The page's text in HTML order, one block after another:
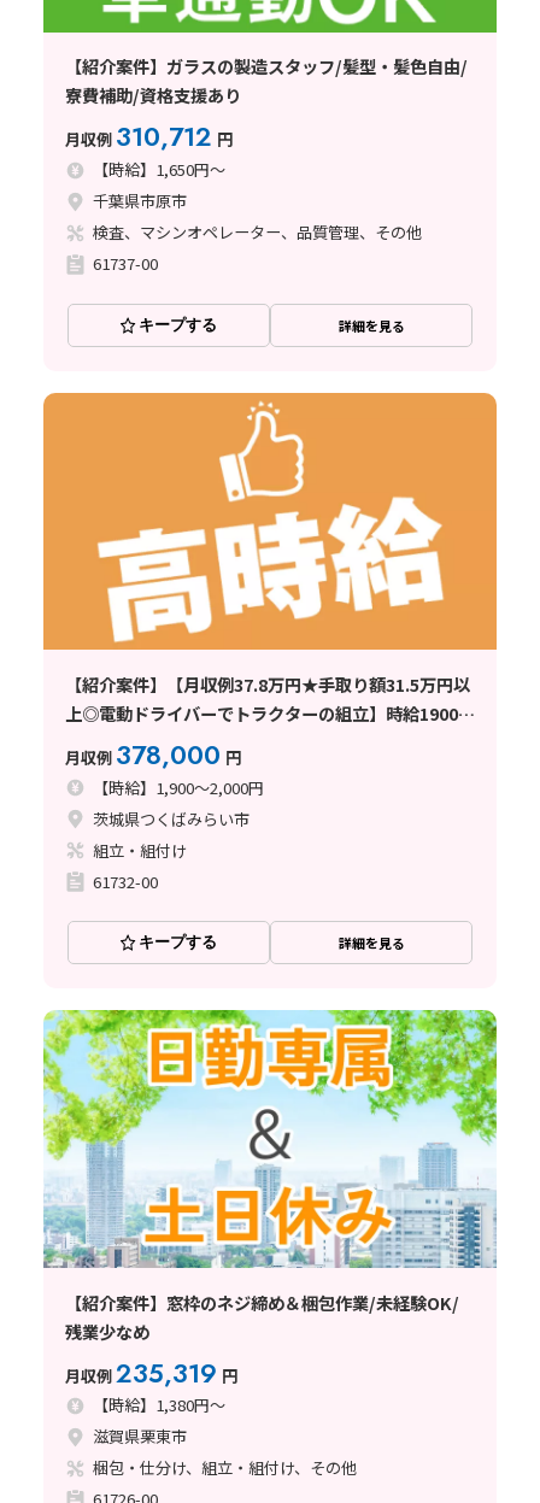
【紹介案件】ガラスの製造スタッフ/髪型・髪色自由/
寮費補助/資格支援あり
月収例 310,712 円
【時給】1,650円～
千葉県市原市
検査、マシンオペレーター、品質管理、その他
61737-00
キープする 詳細を見る
【紹介案件】【月収例37.8万円★手取り額31.5万円以
上◎電動ドライバーでトラクターの組立】時給1900
円/2交替/茨城県つくばみらい市坂野新田/土日orシフ
ト休み/即入寮OKで寮費無料
月収例 378,000 円
【時給】1,900～2,000円
茨城県つくばみらい市
組立・組付け
61732-00
キープする 詳細を見る
【紹介案件】窓枠のネジ締め＆梱包作業/未経験OK/
残業少なめ
月収例235,319 円
【時給】1,380円～
滋賀県栗東市
梱包・仕分け、組立・組付け、その他